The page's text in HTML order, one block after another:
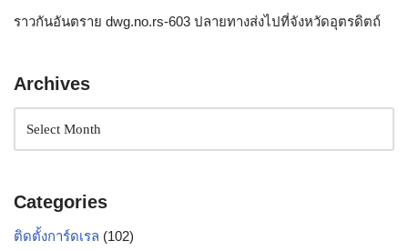
ราวกันอันตราย dwg.no.rs-603 ปลายทางส่งไปที่จังหวัดอุตรดิตถ์
Archives
Categories
ติดตั้งการ์ดเรล (102)